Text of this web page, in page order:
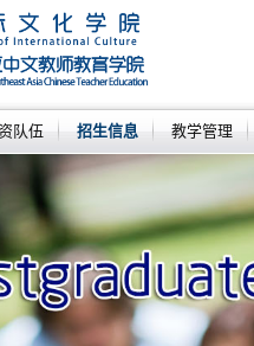
队伍 招生信息 教学管理